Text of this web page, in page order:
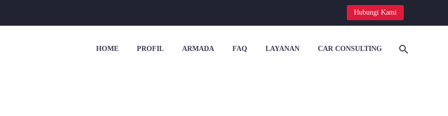
Hubungi Kami
HOME PROFIL ARMADA FAQ LAYANAN CAR CONSULTING